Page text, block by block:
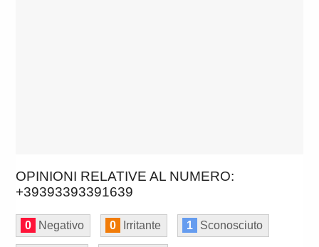
OPINIONI RELATIVE AL NUMERO:
+39393393391639
0 Negativo 0 Irritante 1 Sconosciuto